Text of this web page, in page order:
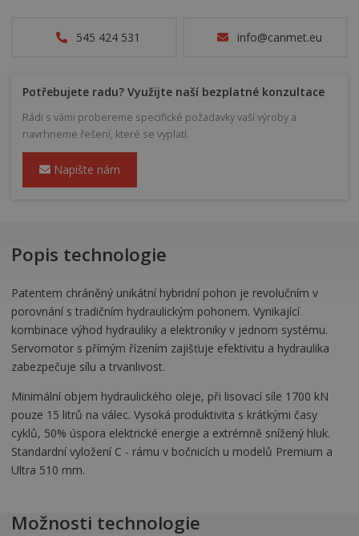
545 424 531 info@canmet.eu
Potřebujete radu? Využijte naší bezplatné konzultace
Rádi s vámi probereme specifické požadavky vaší výroby a
navrhneme řešení, které se vyplatí.
Napište nám
Popis technologie
Patentem chráněný unikátní hybridní pohon je revolučním v
porovnání s tradičním hydraulickým pohonem. Vynikající
kombinace výhod hydrauliky a elektroniky v jednom systému.
Servomotor s přímým řízením zajišťuje efektivitu a hydraulika
zabezpečuje sílu a trvanlivost.
Minimální objem hydraulického oleje, při lisovací síle 1700 kN
pouze 15 litrů na válec. Vysoká produktivita s krátkými časy
cyklů, 50% úspora elektrické energie a extrémně snížený hluk.
Standardní vyložení C - rámu v bočnicích u modelů Premium a
Ultra 510 mm.
Možnosti technologie